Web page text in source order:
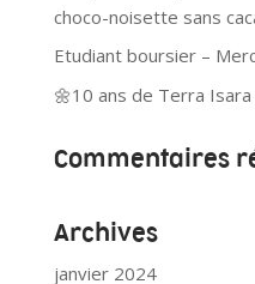
choco-noisette sans
Etudiant boursier –
🌼10 ans de Terra
Commentaires
Archives
janvier 2024